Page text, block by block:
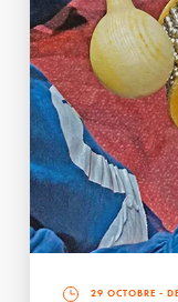
29 OCTOBRE -